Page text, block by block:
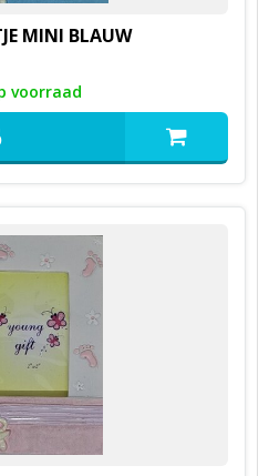
MINI BLAUW
voorraad